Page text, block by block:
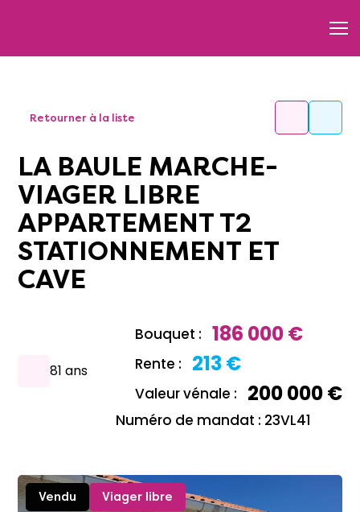
Retourner à la liste
LA BAULE MARCHE-
VIAGER LIBRE
APPARTEMENT T2
STATIONNEMENT ET
CAVE
81 ans
Bouquet : 186 000 €
Rente : 213 €
Valeur vénale : 200 000 €
Numéro de mandat : 23VL41
Vendu Viager libre